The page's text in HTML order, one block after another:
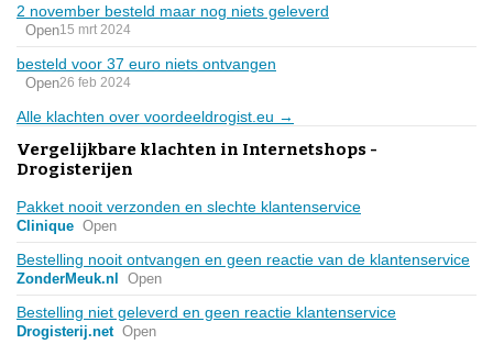
2 november besteld maar nog niets geleverd
Open15 mrt 2024
besteld voor 37 euro niets ontvangen
Open26 feb 2024
Alle klachten over voordeeldrogist.eu →
Vergelijkbare klachten in Internetshops -
Drogisterijen
Pakket nooit verzonden en slechte klantenservice
Clinique Open
Bestelling nooit ontvangen en geen reactie van de klantenservice
ZonderMeuk.nl Open
Bestelling niet geleverd en geen reactie klantenservice
Drogisterij.net Open